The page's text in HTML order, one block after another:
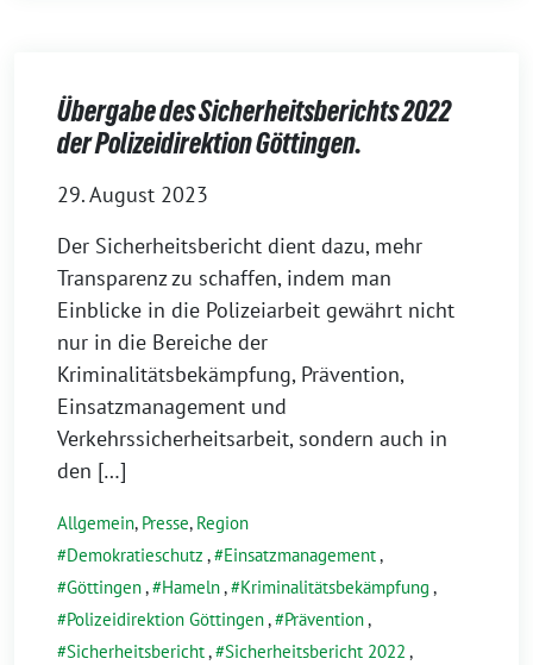
Übergabe des Sicherheitsberichts 2022
der Polizeidirektion Göttingen.
29. August 2023
Der Sicherheitsbericht dient dazu, mehr
Transparenz zu schaffen, indem man
Einblicke in die Polizeiarbeit gewährt nicht
nur in die Bereiche der
Kriminalitätsbekämpfung, Prävention,
Einsatzmanagement und
Verkehrssicherheitsarbeit, sondern auch in
den […]
Allgemein, Presse, Region
Demokratieschutz , Einsatzmanagement,
Göttingen, Hameln, Kriminalitätsbekämpfung ,
Polizeidirektion Göttingen, Prävention,
Sicherheitsbericht, Sicherheitsbericht 2022 ,